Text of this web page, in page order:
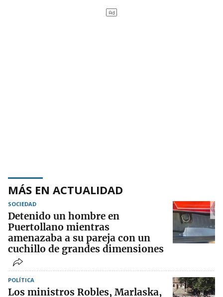
MÁS EN ACTUALIDAD
SOCIEDAD
Detenido un hombre en
Puertollano mientras
amenazaba a su pareja con un
cuchillo de grandes dimensiones
POLÍTICA
Los ministros Robles, Marlaska,